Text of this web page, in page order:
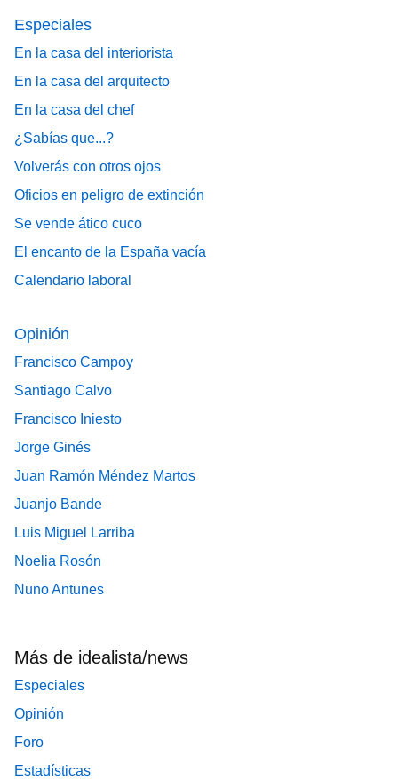
Especiales
En la casa del interiorista
En la casa del arquitecto
En la casa del chef
¿Sabías que...?
Volverás con otros ojos
Oficios en peligro de extinción
Se vende ático cuco
El encanto de la España vacía
Calendario laboral
Opinión
Francisco Campoy
Santiago Calvo
Francisco Iniesto
Jorge Ginés
Juan Ramón Méndez Martos
Juanjo Bande
Luis Miguel Larriba
Noelia Rosón
Nuno Antunes
Más de idealista/news
Especiales
Opinión
Foro
Estadísticas